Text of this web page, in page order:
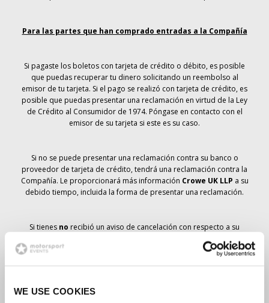
WE USE COOKIES
Para las partes que han comprado entradas a la Compañía
Si pagaste los boletos con tarjeta de crédito o débito, es posible
que puedas recuperar tu dinero solicitando un reembolso al
emisor de tu tarjeta. Si el pago se realizó con tarjeta de crédito, es
posible que puedas presentar una reclamación en virtud de la Ley
de Crédito al Consumidor de 1974. Póngase en contacto con el
emisor de su tarjeta si este es su caso.
Si no se puede presentar una reclamación contra su banco o
proveedor de tarjeta de crédito, tendrá una reclamación contra la
Compañía. Le proporcionará más información Crowe UK LLP a su
debido tiempo, incluida la forma de presentar una reclamación.
Si tienes no recibió un aviso de cancelación con respecto a su
pedido de entradas, su reserva no se ha cancelado y se prevé que
recibirá las entradas que ha pedido a su debido tiempo. La